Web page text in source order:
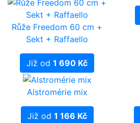
Růže Freedom 60 cm +
Sekt + Raffaello
Již od 1 690 Kč
Alstromérie mix
Již od 1 166 Kč